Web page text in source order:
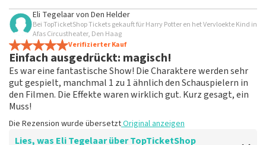
anzeigen
Eli Tegelaarvon Den Helder
Bei TopTicketShop Tickets gekauft für Harry Potter en het Vervloekte Kind in
Afas Circustheater, Den Haag
Verifizierter Kauf
Einfach ausgedrückt: magisch!
Es war eine fantastische Show! Die Charaktere werden sehr
gut gespielt, manchmal 1 zu 1 ähnlich den Schauspielern in
den Filmen. Die Effekte waren wirklich gut. Kurz gesagt, ein
Muss!
Die Rezension wurde übersetztOriginal anzeigen
Lies, was Eli Tegelaar über TopTicketShop